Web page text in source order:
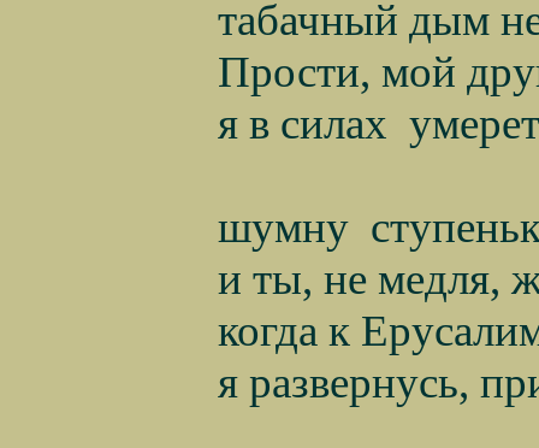
табачный дым
Прости, мой
я в силах
шумну
и ты, не медля,
когда к
я развернусь,